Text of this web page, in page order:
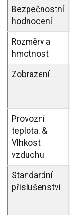
Bezpečnostní
hodnocení
Rozměry a
hmotnost
Zobrazení
Provozní
teplota. &
Vlhkost
vzduchu
Standardní
příslušenství